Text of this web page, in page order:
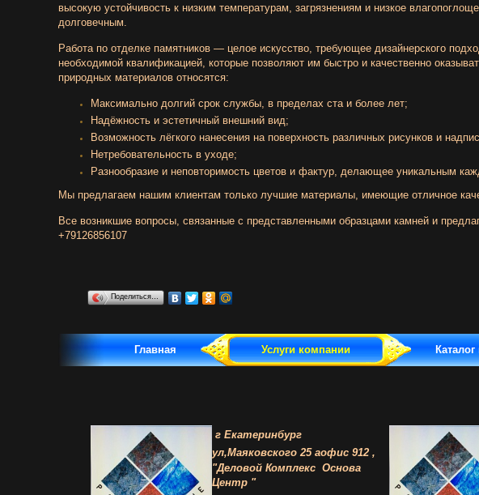
высокую устойчивость к низким температурам, загрязнениям и низкое
долговечным.
Работа по отделке памятников — целое искусство, требующее дизайнерского
необходимой квалификацией, которые позволяют им быстро и качественно
природных материалов относятся:
Максимально долгий срок службы, в пределах ста и более лет;
Надёжность и эстетичный внешний вид;
Возможность лёгкого нанесения на поверхность различных рисунков и
Нетребовательность в уходе;
Разнообразие и неповторимость цветов и фактур, делающее уникальным
Мы предлагаем нашим клиентам только лучшие материалы, имеющие отличное
Все возникшие вопросы, связанные с представленными образцами камней и
+79126856107
Поделиться…
Главная Услуги компании
г Екатеринбург
ул,Маяковского 25 аофис 912 ,
"Деловой Комплекс Основа
Центр "